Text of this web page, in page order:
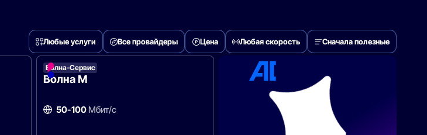
Любые услуги Все провайдеры Цена Любая скорость Сначала полезные
Волна-Сервис
Волна M
50-100 Мбит/с